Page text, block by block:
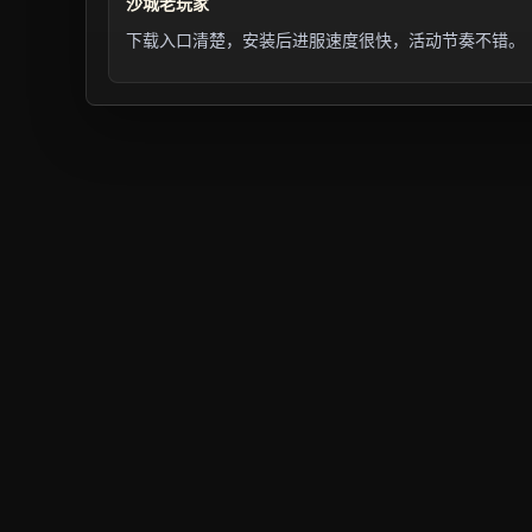
下载入口清楚，安装后进服速度很快，活动节奏不错。